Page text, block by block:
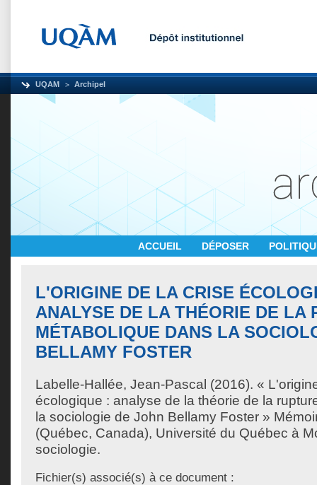
UQAM Archipel
ACCUEIL DÉPOSER
L'ORIGINE DE LA CRISE
ANALYSE DE LA THÉORIE DE LA
MÉTABOLIQUE DANS LA
BELLAMY FOSTER
Labelle-Hallée, Jean-Pascal (2016). «
écologique : analyse de la théorie de la
la sociologie de John Bellamy Foster »
(Québec, Canada), Université du Québec à
sociologie.
Fichier(s) associé(s) à ce document :